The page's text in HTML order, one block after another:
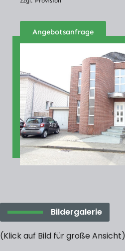
Angebotsanfrage
Bildergalerie
(Klick auf Bild für große Ansicht)